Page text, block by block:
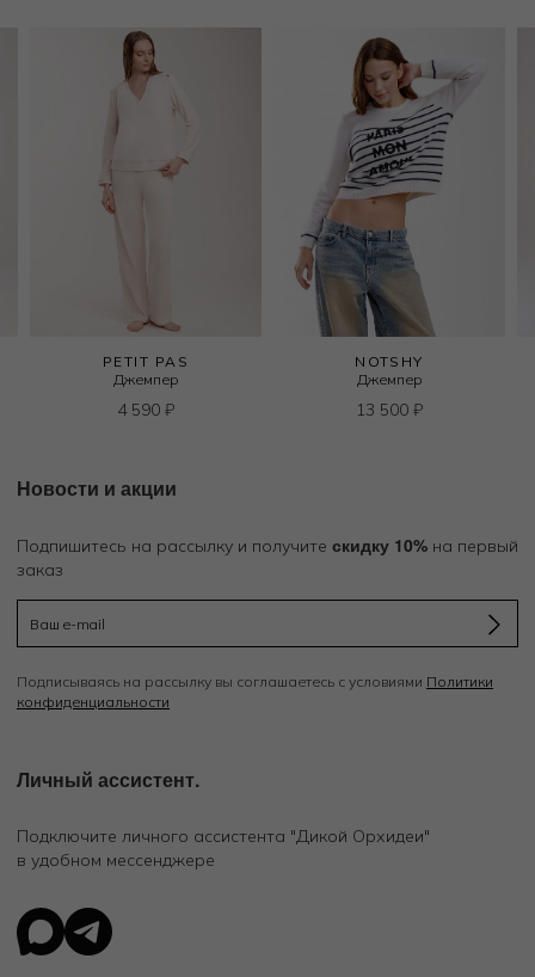
PETIT PAS
Джемпер
4 590 ₽
NOTSHY
Джемпер
13 500 ₽
Новости и акции
Подпишитесь на рассылку и получите скидку 10% на первый
заказ
Подписываясь на рассылку вы соглашаетесь с условиями Политики
конфиденциальности
Личный ассистент.
Подключите личного ассистента "Дикой Орхидеи"
в удобном мессенджере